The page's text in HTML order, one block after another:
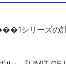
シリーズの計